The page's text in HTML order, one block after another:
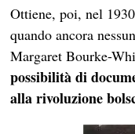
Ottiene, poi, nel
quando ancora
Margaret Bourke-
possibilità di
alla rivoluzione